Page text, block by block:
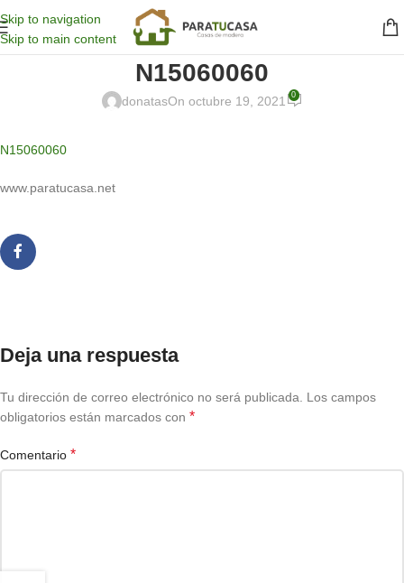
Skip to navigation
Skip to main content
N15060060
donatasOn octubre 19, 2021 0
N15060060
www.paratucasa.net
Deja una respuesta
Tu dirección de correo electrónico no será publicada.
Los campos
obligatorios están marcados con *
Comentario *